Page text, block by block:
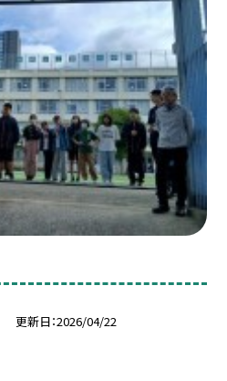
更新日 2026/04/22